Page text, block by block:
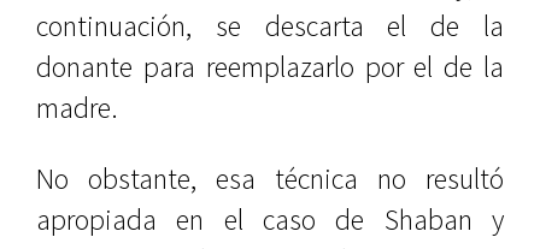
continuación, se descarta el de la
donante para reemplazarlo por el de la
madre.
No obstante, esa técnica no resultó
apropiada en el caso de Shaban y